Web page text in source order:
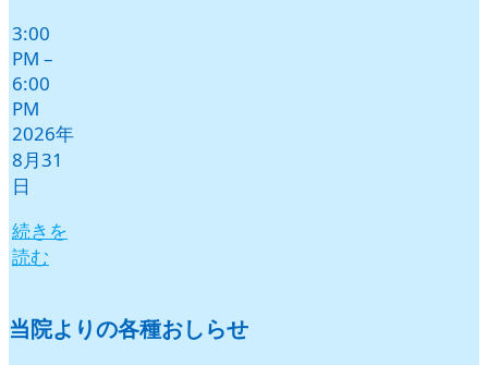
3:00
PM –
6:00
PM
2026年
8月31
日
続きを
読む
当院よりの各種おしらせ